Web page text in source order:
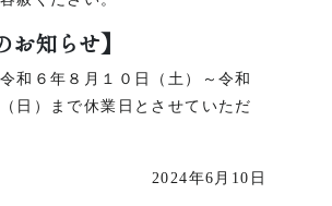
お知らせ】
和６年８月１０日（土）～令和
日）まで休業日とさせていただ
2024年6月10日